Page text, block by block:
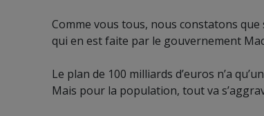
Comme vous tous, nous constatons que
qui en est faite par le gouvernement
Le plan de 100 milliards d’euros n’a
Mais pour la population, tout va